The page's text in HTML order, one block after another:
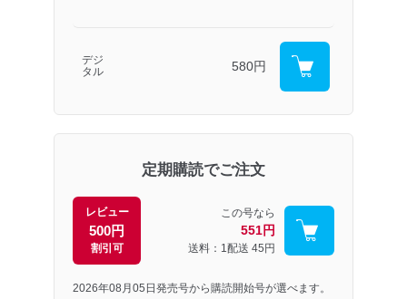
デジ
タル
580円
定期購読でご注文
レビュー
500円
割引可
この号なら
551円
送料：1配送 45円
2026年08月05日発売号から購読開始号が選べます。